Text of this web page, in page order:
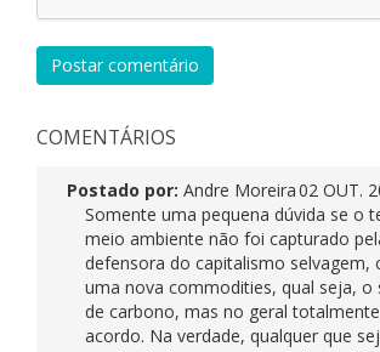
Postar comentário
COMENTÁRIOS
Postado por: Andre Moreira02 OUT.
Somente uma pequena dúvida se o
meio ambiente não foi capturado
defensora do capitalismo selvagem,
uma nova commodities, qual seja, o
de carbono, mas no geral
acordo. Na verdade, qualquer que